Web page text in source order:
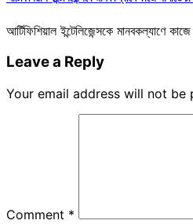
আর্টিফিশিয়াল ইন্টেলিজেন্সকে মানবকল্যাণে
Leave a Reply
Your email address will not be
Comment *